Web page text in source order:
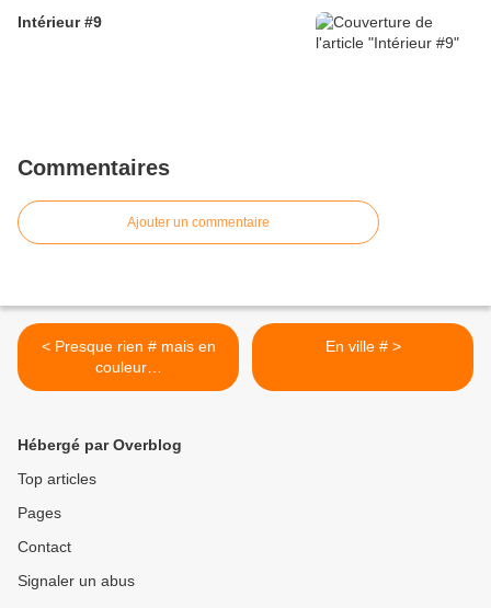
Intérieur #9
Commentaires
Ajouter un commentaire
< Presque rien # mais en
couleur…
En ville # >
Hébergé par Overblog
Top articles
Pages
Contact
Signaler un abus